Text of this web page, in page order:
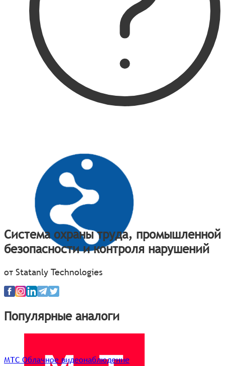
Система охраны труда, промышленной
безопасности и контроля нарушений
от Statanly Technologies
Популярные аналоги
МТС Облачное видеонаблюдение